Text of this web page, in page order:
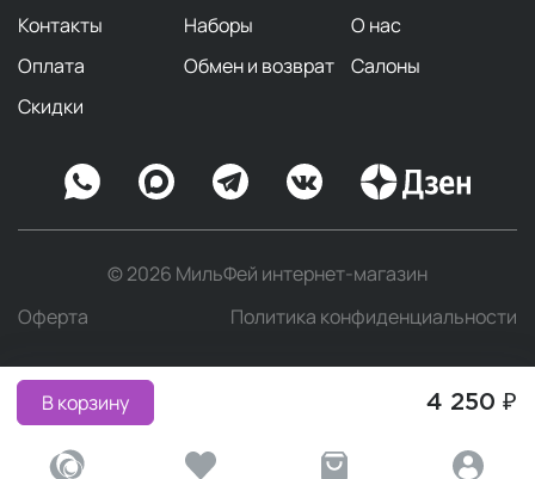
В корзину 4 250 ₽
Контакты
Наборы
О нас
Оплата
Обмен и возврат
Салоны
Скидки
© 2026 МильФей интернет-магазин
Оферта
Политика конфиденциальности